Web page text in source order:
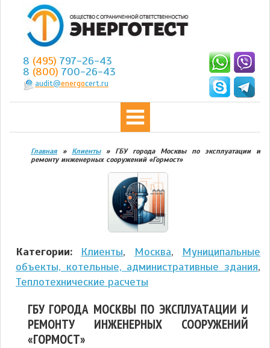
8 (495) 797-26-43
8 (800) 700-26-43
audit@energocert.ru
Главная » Клиенты» ГБУ города Москвы по эксплуатации и
ремонту инженерных сооружений «Гормост»
Категории: Клиенты, Москва, Муниципальные
объекты, котельные, административные здания,
Теплотехнические расчеты
ГБУ ГОРОДА МОСКВЫ ПО ЭКСПЛУАТАЦИИ И
РЕМОНТУ ИНЖЕНЕРНЫХ СООРУЖЕНИЙ
«ГОРМОСТ»